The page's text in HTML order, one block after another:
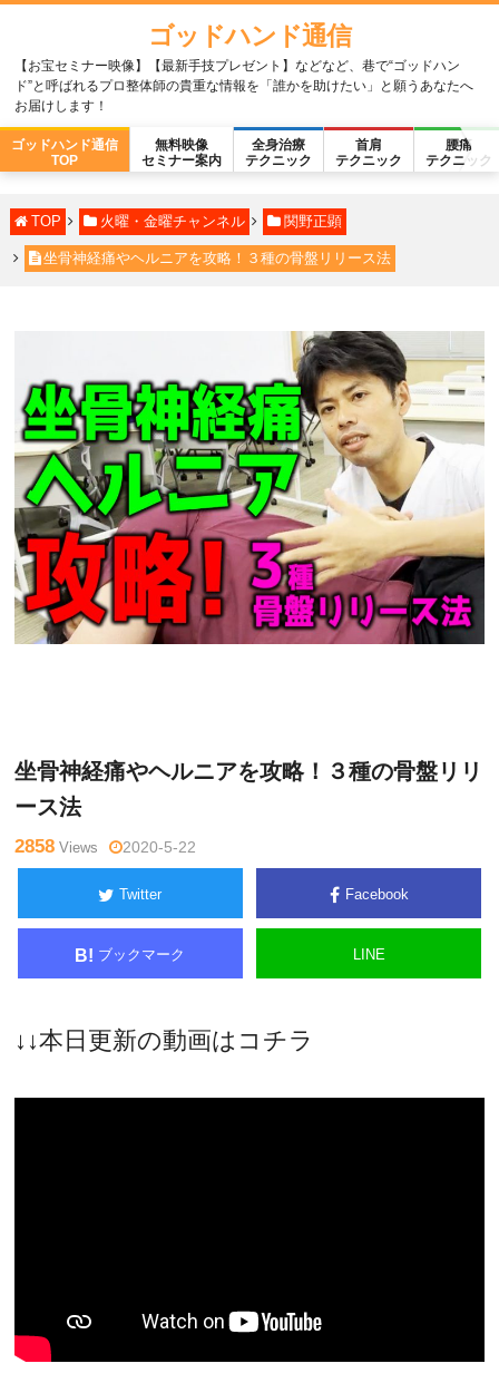
ゴッドハンド通信
【お宝セミナー映像】【最新手技プレゼント】などなど、巷で“ゴッドハン
ド”と呼ばれるプロ整体師の貴重な情報を「誰かを助けたい」と願うあなたへ
お届けします！
ゴッドハンド通信
TOP
無料映像
セミナー案内
全身治療
テクニック
首肩
テクニック
腰痛
テクニック
TOP 火曜・金曜チャンネル 関野正顕
坐骨神経痛やヘルニアを攻略！３種の骨盤リリース法
坐骨神経痛やヘルニアを攻略！３種の骨盤リリ
ース法
2858 Views 2020-5-22
Twitter Facebook
B! ブックマーク LINE
↓↓本日更新の動画はコチラ